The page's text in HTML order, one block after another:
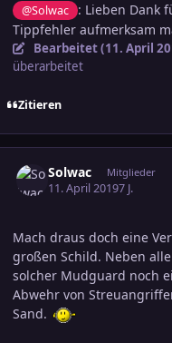
@Solwac
: Lieben Dank
Tippfehler aufmerksam
Bearbeitet (11. April
überarbeitet
Zitieren
Solwac Mitglieder
11. April 20197 J.
Mach draus doch eine
großen Schild. Neben
solcher Mudguard noch
Abwehr von
Sand.